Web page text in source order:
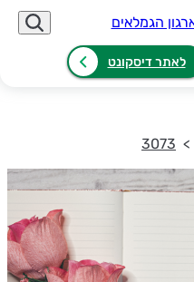
לאתר דיסקונט
3073